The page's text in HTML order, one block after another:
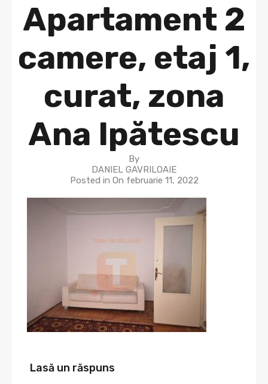
Apartament 2
camere, etaj 1,
curat, zona
Ana Ipătescu
By
DANIEL GAVRILOAIE
Posted in On februarie 11, 2022
Lasă un răspuns